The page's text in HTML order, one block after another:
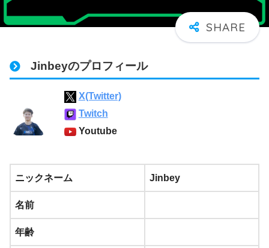
Jinbeyのプロフィール
X(Twitter)
Twitch
Youtube
ニックネーム Jinbey
名前
年齢